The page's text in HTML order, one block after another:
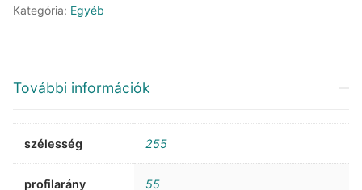
Kategória: Egyéb
További információk
szélesség 255
profilarány 55